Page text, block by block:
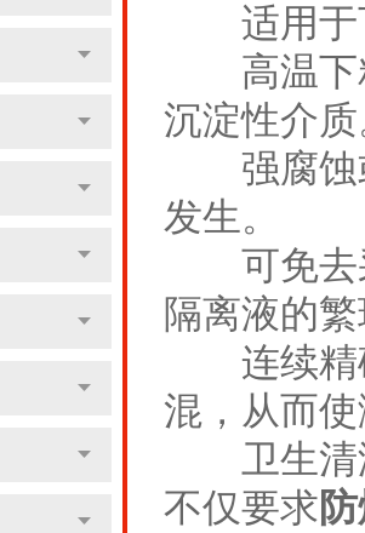
适用于
高温下粘
沉淀性介
强腐蚀或
发生。
可免去采
隔离液的
连续精确
混，从而
卫生清洁
不仅要求